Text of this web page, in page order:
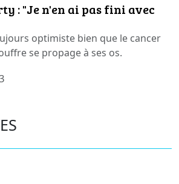
: "Je n'en ai pas fini avec
optimiste bien que le cancer
se propage à ses os.